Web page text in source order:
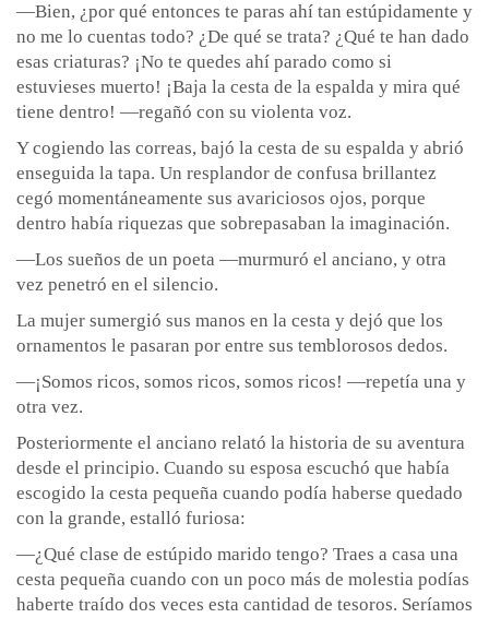
—Bien, ¿por qué entonces te paras ahí tan estúpidamente y
no me lo cuentas todo? ¿De qué se trata? ¿Qué te han dado
esas criaturas? ¡No te quedes ahí parado como si
estuvieses muerto! ¡Baja la cesta de la espalda y mira qué
tiene dentro! —regañó con su violenta voz.
Y cogiendo las correas, bajó la cesta de su espalda y abrió
enseguida la tapa. Un resplandor de confusa brillantez
cegó momentáneamente sus avariciosos ojos, porque
dentro había riquezas que sobrepasaban la imaginación.
—Los sueños de un poeta —murmuró el anciano, y otra
vez penetró en el silencio.
La mujer sumergió sus manos en la cesta y dejó que los
ornamentos le pasaran por entre sus temblorosos dedos.
—¡Somos ricos, somos ricos, somos ricos! —repetía una y
otra vez.
Posteriormente el anciano relató la historia de su aventura
desde el principio. Cuando su esposa escuchó que había
escogido la cesta pequeña cuando podía haberse quedado
con la grande, estalló furiosa:
—¿Qué clase de estúpido marido tengo? Traes a casa una
cesta pequeña cuando con un poco más de molestia podías
haberte traído dos veces esta cantidad de tesoros. Seríamos